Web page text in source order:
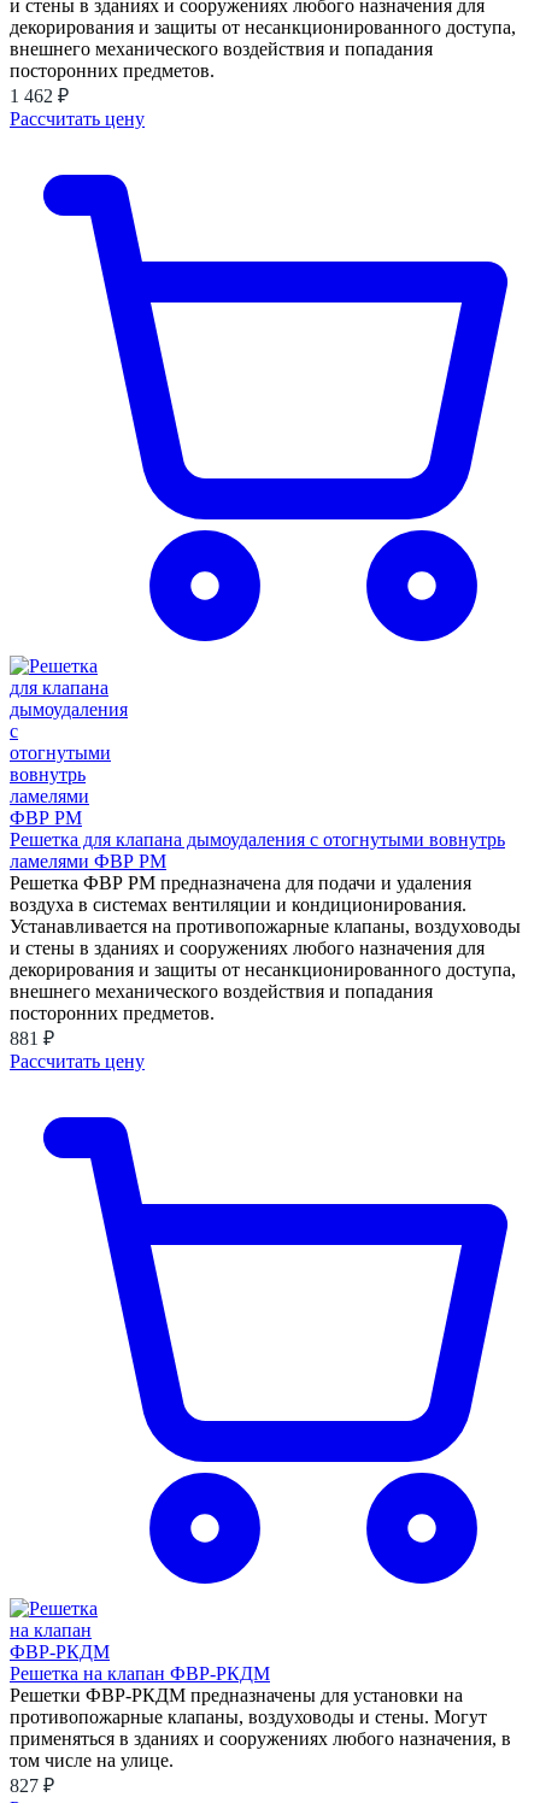
и стены в зданиях и сооружениях любого назначения для
декорирования и защиты от несанкционированного доступа,
внешнего механического воздействия и попадания
посторонних предметов.
1 462 ₽
Рассчитать цену
Решетка для клапана дымоудаления с отогнутыми вовнутрь
ламелями ФВР РМ
Решетка ФВР РМ предназначена для подачи и удаления
воздуха в системах вентиляции и кондиционирования.
Устанавливается на противопожарные клапаны, воздуховоды
и стены в зданиях и сооружениях любого назначения для
декорирования и защиты от несанкционированного доступа,
внешнего механического воздействия и попадания
посторонних предметов.
881 ₽
Рассчитать цену
Решетка на клапан ФВР-РКДМ
Решетки ФВР-РКДМ предназначены для установки на
противопожарные клапаны, воздуховоды и стены. Могут
применяться в зданиях и сооружениях любого назначения, в
том числе на улице.
827 ₽